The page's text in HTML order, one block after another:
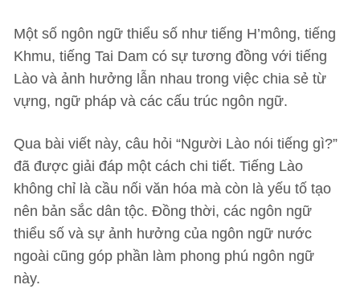
Một số ngôn ngữ thiểu số như tiếng H’mông, tiếng
Khmu, tiếng Tai Dam có sự tương đồng với tiếng
Lào và ảnh hưởng lẫn nhau trong việc chia sẻ từ
vựng, ngữ pháp và các cấu trúc ngôn ngữ.
Qua bài viết này, câu hỏi “Người Lào nói tiếng gì?”
đã được giải đáp một cách chi tiết. Tiếng Lào
không chỉ là cầu nối văn hóa mà còn là yếu tố tạo
nên bản sắc dân tộc. Đồng thời, các ngôn ngữ
thiểu số và sự ảnh hưởng của ngôn ngữ nước
ngoài cũng góp phần làm phong phú ngôn ngữ
này.